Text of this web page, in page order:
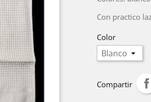
Con practico
Color
Compartir